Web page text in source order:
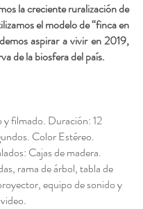
la creciente ruralización de
el modelo de “finca en
aspirar a vivir en 2019,
de la biosfera del país.
y filmado. Duración: 12
Color Estéreo.
Cajas de madera.
rama de árbol, tabla de
equipo de sonido y